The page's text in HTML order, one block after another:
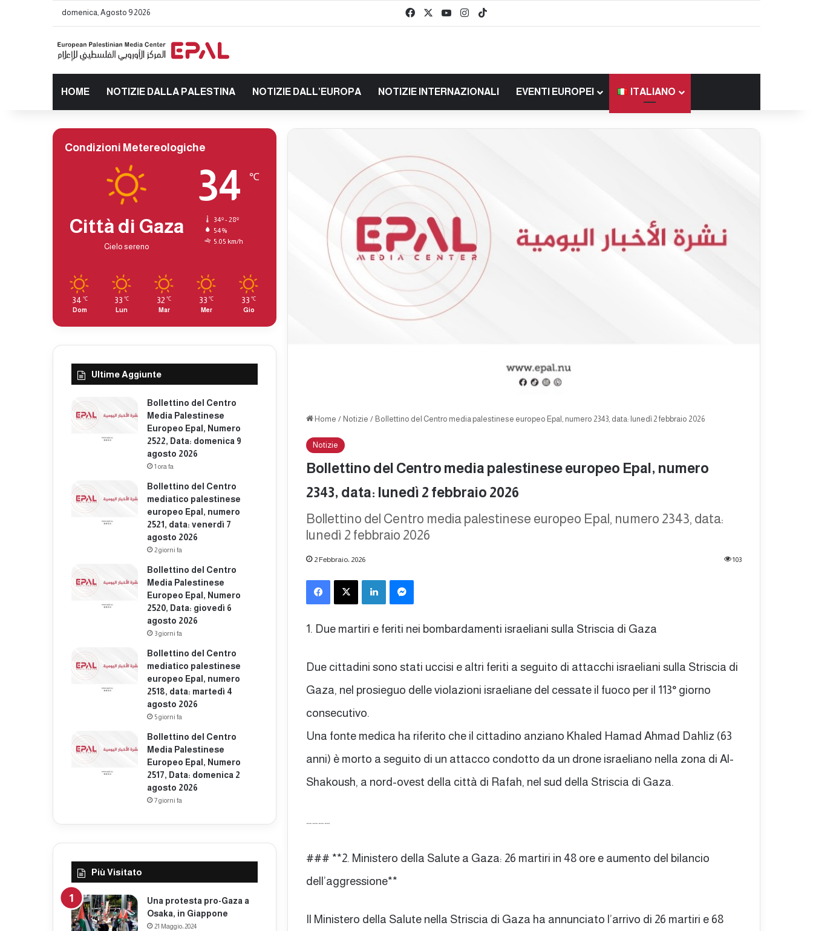
domenica, Agosto 9 2026 FacebookYou TubeInstagram
HOME NOTIZIE DALLA PALESTINA NOTIZIE DALL’EUROPA NOTIZIE INTERNAZIONALI EVENTI EUROPEI ITALIANO
Home / Notizie / Bollettino del Centro media palestinese europeo Epal, numero 2343, data: lunedì 2 febbraio 2026
Notizie
Bollettino del Centro media palestinese europeo Epal, numero
2343, data: lunedì 2 febbraio 2026
Bollettino del Centro media palestinese europeo Epal, numero 2343, data:
lunedì 2 febbraio 2026
2 Febbraio، 2026 103
Facebook X LinkedIn
1. Due martiri e feriti nei bombardamenti israeliani sulla Striscia di Gaza
Due cittadini sono stati uccisi e altri feriti a seguito di attacchi israeliani sulla Striscia di
Gaza, nel prosieguo delle violazioni israeliane del cessate il fuoco per il 113° giorno
consecutivo.
Una fonte medica ha riferito che il cittadino anziano Khaled Hamad Ahmad Dahliz (63
anni) è morto a seguito di un attacco condotto da un drone israeliano nella zona di Al-
Shakoush, a nord-ovest della città di Rafah, nel sud della Striscia di Gaza.
…………
### **2. Ministero della Salute a Gaza: 26 martiri in 48 ore e aumento del bilancio
dell’aggressione**
Il Ministero della Salute nella Striscia di Gaza ha annunciato l’arrivo di 26 martiri e 68
Condizioni Metereologiche
Città di Gaza
Cielo sereno
34 ℃
34º - 28º
54%
5.05 km/h
34 ℃
Dom
33 ℃
Lun
32 ℃
Mar
33 ℃
Mer
33 ℃
Gio
Ultime Aggiunte
Bollettino del Centro
Media Palestinese
Europeo Epal, Numero
2522, Data: domenica 9
agosto 2026
1 ora fa
Bollettino del Centro
mediatico palestinese
europeo Epal, numero
2521, data: venerdì 7
agosto 2026
2 giorni fa
Bollettino del Centro
Media Palestinese
Europeo Epal, Numero
2520, Data: giovedì 6
agosto 2026
3 giorni fa
Bollettino del Centro
mediatico palestinese
europeo Epal, numero
2518, data: martedì 4
agosto 2026
5 giorni fa
Bollettino del Centro
Media Palestinese
Europeo Epal, Numero
2517, Data: domenica 2
agosto 2026
7 giorni fa
Più Visitato
Una protesta pro-Gaza a
Osaka, in Giappone
21 Maggio، 2024